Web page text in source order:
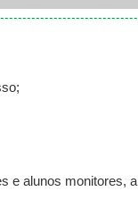
e alunos monitores, a